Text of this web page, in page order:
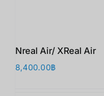
Nreal Air/ XReal Air
8,400.00฿